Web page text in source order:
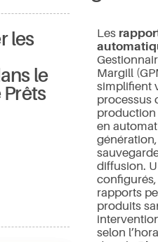
les
le
Les
Margill
simplifient
processus
production
en
diffusion.
rapports
produits
selon